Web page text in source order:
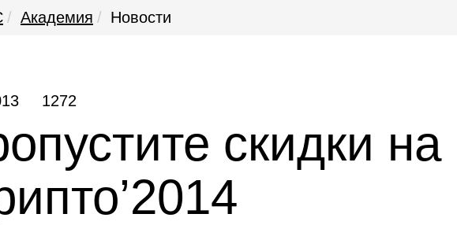
Академия Новости
1272
скидки на